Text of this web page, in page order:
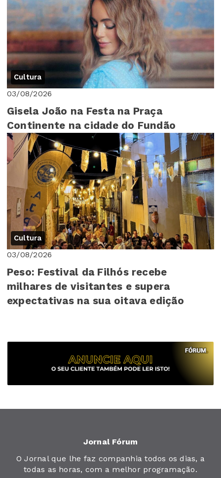
Cultura
03/08/2026
Gisela João na Festa na Praça
Continente na cidade do Fundão
Cultura
03/08/2026
Peso: Festival da Filhós recebe
milhares de visitantes e supera
expectativas na sua oitava edição
Jornal Fórum
O Jornal que lhe faz companhia todos os dias, a
todas as horas, com a melhor programação.